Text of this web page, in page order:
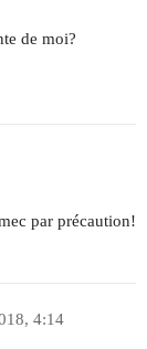
de moi?
par précaution!
4:14